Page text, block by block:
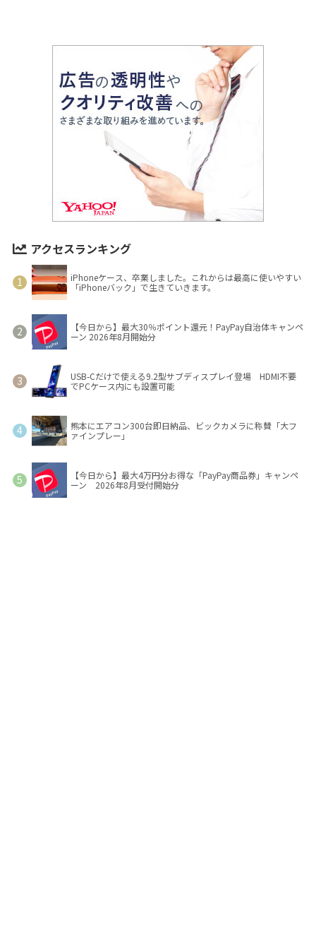
アクセスランキング
iPhoneケース、卒業しました。これからは最高に使いやすい
「iPhoneバック」で生きていきます。
【今日から】最大30％ポイント還元！PayPay自治体キャンペ
ーン 2026年8月開始分
USB-Cだけで使える9.2型サブディスプレイ登場 HDMI不要
でPCケース内にも設置可能
熊本にエアコン300台即日納品、ビックカメラに称賛「大フ
ァインプレー」
【今日から】最大4万円分お得な「PayPay商品券」キャンペ
ーン 2026年8月受付開始分